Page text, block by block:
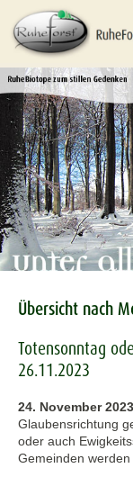
Übersicht nach
Totensonntag
26.11.2023
24. November 2023
Glaubensrichtung
oder auch
Gemeinden